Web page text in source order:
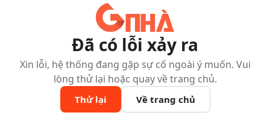
Đã có lỗi xảy ra
Xin lỗi, hệ thống đang gặp sự cố ngoài ý muốn. Vui
lòng thử lại hoặc quay về trang chủ.
Thử lại Về trang chủ